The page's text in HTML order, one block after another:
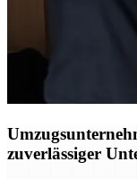
zuverlässiger